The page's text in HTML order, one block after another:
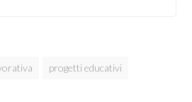
progetti educativi